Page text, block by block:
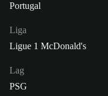
Portugal
Liga
Ligue 1 McDonald's
Lag
PSG